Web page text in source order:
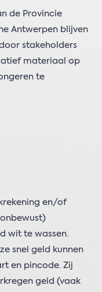
de Provincie
Antwerpen blijven
stakeholders
materiaal op
te
en/of
wit te wassen.
snel geld kunnen
en pincode. Zij
geld (vaak